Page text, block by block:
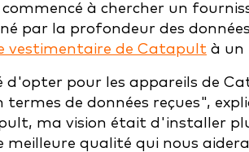
à chercher un
par la profondeur des
vestimentaire de Catapult à un
d'opter pour les appareils de
termes de données reçues",
ma vision était d'installer
meilleure qualité qui nous